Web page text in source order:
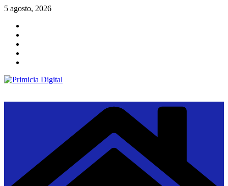
Saltar
contenido
5 agosto, 2026